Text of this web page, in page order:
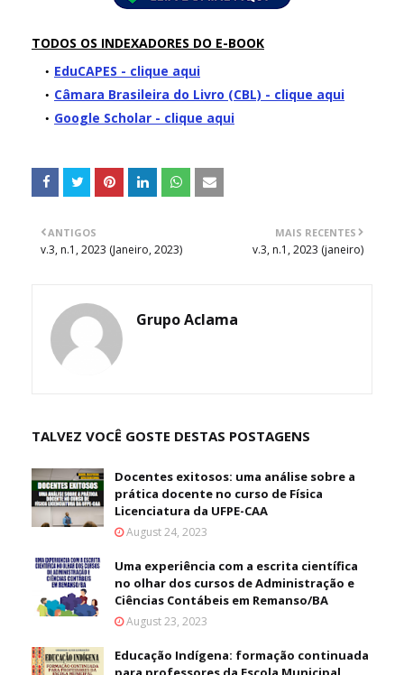
TODOS OS INDEXADORES DO E-BOOK
EduCAPES - clique aqui
Câmara Brasileira do Livro (CBL) - clique aqui
Google Scholar - clique aqui
MAIS RECENTES
v.3, n.1, 2023 (janeiro)
ANTIGOS
v.3, n.1, 2023 (Janeiro, 2023)
Grupo Aclama
TALVEZ VOCÊ GOSTE DESTAS POSTAGENS
Docentes exitosos: uma análise sobre a
prática docente no curso de Física
Licenciatura da UFPE-CAA
August 24, 2023
Uma experiência com a escrita científica
no olhar dos cursos de Administração e
Ciências Contábeis em Remanso/BA
August 23, 2023
Educação Indígena: formação continuada